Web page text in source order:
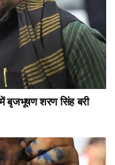
में बृजभूषण शरण सिंह बरी